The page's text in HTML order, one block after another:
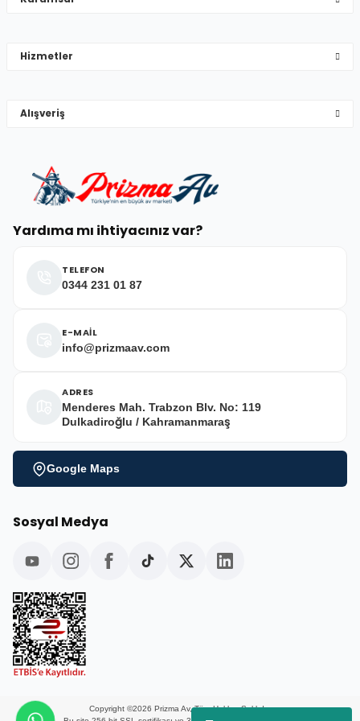
Deneyimini Paylaş
Yardıma mı ihtiyacınız var?
TELEFON
0344 231 01 87
E-MAİL
info@prizmaav.com
ADRES
Menderes Mah. Trabzon Blv. No: 119
Dulkadiroğlu / Kahramanmaraş
Google Maps
Hizmetler
Alışveriş
Sosyal Medya
Copyright ©2026 Prizma Av, Tüm Hakları Saklıdır.